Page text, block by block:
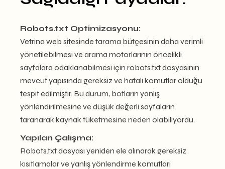
Robots.txt Optimizasyonu:
Vetrina web sitesinde tarama bütçesinin daha verimli
yönetilebilmesi ve arama motorlarının öncelikli
sayfalara odaklanabilmesi için robots.txt dosyasının
mevcut yapısında gereksiz ve hatalı komutlar olduğu
tespit edilmiştir. Bu durum, botların yanlış
yönlendirilmesine ve düşük değerli sayfaların
taranarak kaynak tüketmesine neden olabiliyordu.
Yapılan Çalışma:
Robots.txt dosyası yeniden ele alınarak gereksiz
kısıtlamalar ve yanlış yönlendirme komutları